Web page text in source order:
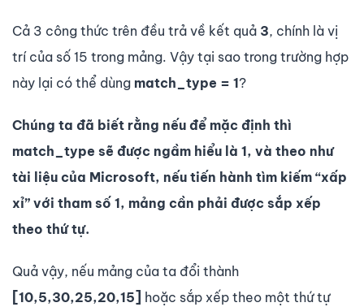
Cả 3 công thức trên đều trả về kết quả 3, chính là vị
trí của số 15 trong mảng. Vậy tại sao trong trường hợp
này lại có thể dùng match_type = 1?
Chúng ta đã biết rằng nếu để mặc định thì
match_type sẽ được ngầm hiểu là 1, và theo như
tài liệu của Microsoft, nếu tiến hành tìm kiếm “xấp
xỉ” với tham số 1, mảng cần phải được sắp xếp
theo thứ tự.
Quả vậy, nếu mảng của ta đổi thành
[10,5,30,25,20,15]
hoặc sắp xếp theo một thứ tự